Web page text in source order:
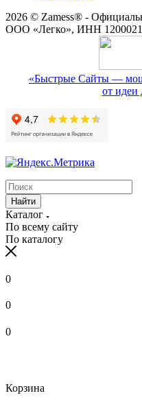
2026 © Zamess® -
ООО «Легко», ИНН
«Быстрые Сайты —
от идеи
Найти
Каталог
По всему сайту
По каталогу
0
0
0
Корзина